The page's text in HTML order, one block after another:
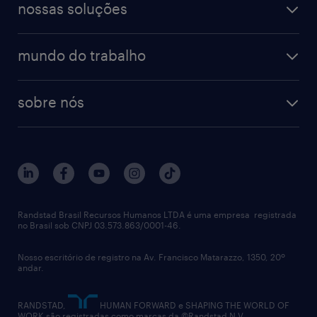
finanças & contabilidade
tecnologia da informação
contato
soluções
nossas soluções
digital
mundo do trabalho
notícias de rh
sobre nós
trabalhe conosco
imprensa
políticas corporativas
relatório anual
Randstad Brasil Recursos Humanos LTDA é uma empresa registrada
no Brasil sob CNPJ 03.573.863/0001-46.
Nosso escritório de registro na Av. Francisco Matarazzo, 1350, 20º
andar.
RANDSTAD,
HUMAN FORWARD e SHAPING THE WORLD OF